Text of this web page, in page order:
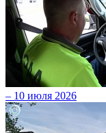
– 10 июля 2026